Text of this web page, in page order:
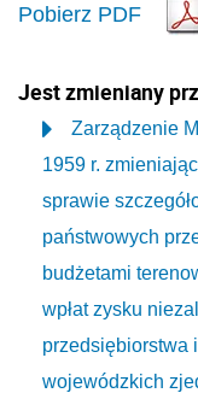
Pobierz PDF
Jest zmieniany
Zarządzenie
1959 r.
sprawie
państwowych
budżetami
wpłat zysku
przedsiębiorstwa
wojewódzkich